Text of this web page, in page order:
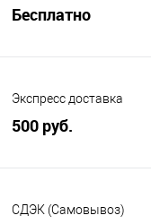
Бесплатно
Экспресс доставка
500 руб.
СДЭК (Самовывоз)